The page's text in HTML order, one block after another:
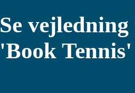
Se
'Book Tennis'